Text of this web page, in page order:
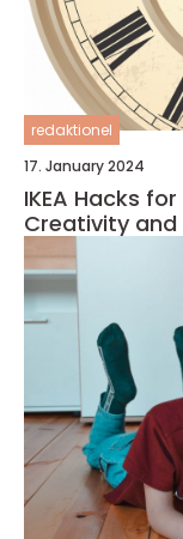
redaktionel
17. January 2024
IKEA Hacks
Creativity